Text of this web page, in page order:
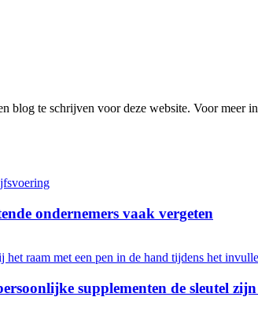
blog te schrijven voor deze website. Voor meer
ondernemers vaak vergeten
supplementen de sleutel